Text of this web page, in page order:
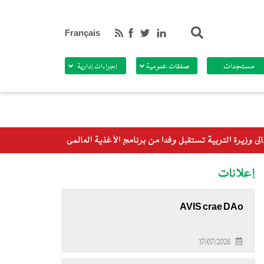
Français
مستجدات صفقات عمومية إجراءات إدارية
إعلانات
AVIS crae DAo
17/07/2026